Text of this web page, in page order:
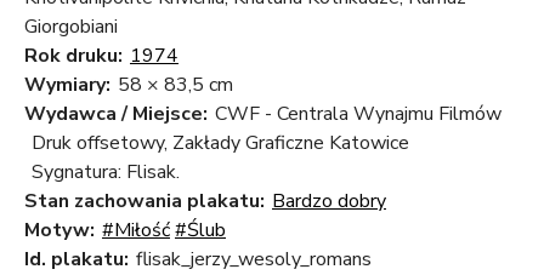
Giorgobiani
Rok druku: 1974
Wymiary: 58 × 83,5 cm
Wydawca / Miejsce: CWF - Centrala Wynajmu Filmów
Druk offsetowy, Zakłady Graficzne Katowice
Sygnatura: Flisak.
Stan zachowania plakatu: Bardzo dobry
Motyw: #Miłość#Ślub
Id. plakatu: flisak_jerzy_wesoly_romans